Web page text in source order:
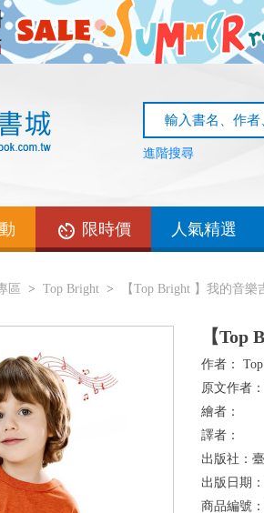
進階搜尋
限時價 人氣精選
區 Top Bright 【Top Bright 】我的音
【
作者：
原文作者：
繪者：
譯者：
出版社：
出版日期：
商品編號：